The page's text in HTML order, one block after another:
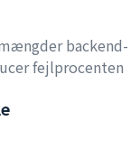
backend-
fejlprocenten